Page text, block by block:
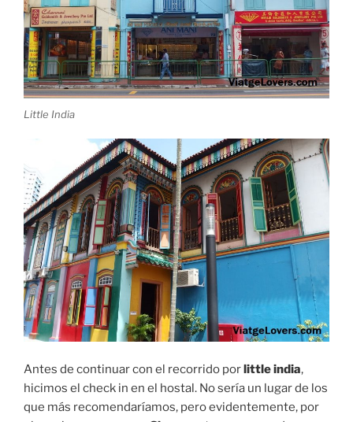
Little India
Antes de continuar con el recorrido porlittle india,
hicimos el check in en el hostal. No sería un lugar de los
que más recomendaríamos, pero evidentemente, por